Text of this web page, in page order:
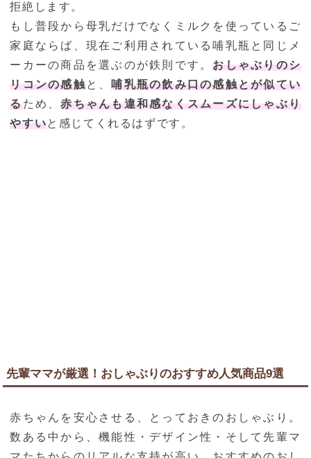
拒絶します。
もし普段から母乳だけでなくミルクを使っているご
家庭ならば、現在ご利用されている哺乳瓶と同じメ
ーカーの商品を選ぶのが鉄則です。おしゃぶりのシ
リコンの感触と、 哺乳瓶の飲み口の感触とが似てい
るため、赤ちゃんも違和感なくスムーズにしゃぶり
やすいと感じてくれるはずです。
先輩ママが厳選！おしゃぶりのおすすめ人気商品9選
赤ちゃんを安心させる、とっておきのおしゃぶり。
数ある中から、機能性・デザイン性・そして先輩マ